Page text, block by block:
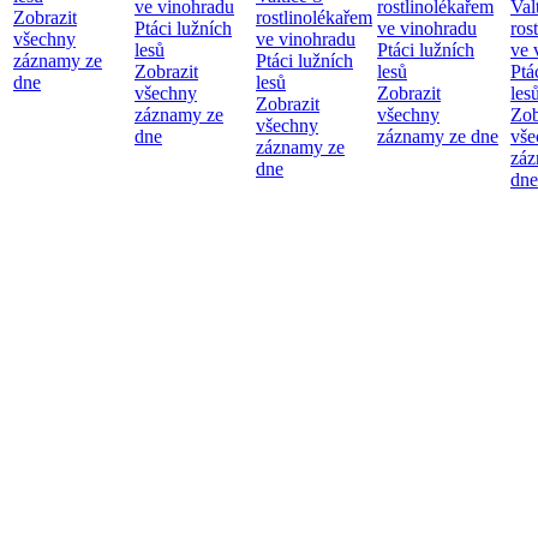
Zobrazit
všechny
záznamy ze
dne
ve vinohradu
Ptáci lužních
lesů
Zobrazit
všechny
záznamy ze
dne
rostlinolékařem
ve vinohradu
Ptáci lužních
lesů
Zobrazit
všechny
záznamy ze
dne
rostlinolékařem
ve vinohradu
Ptáci lužních
lesů
Zobrazit
všechny
záznamy ze dne
ve
dne